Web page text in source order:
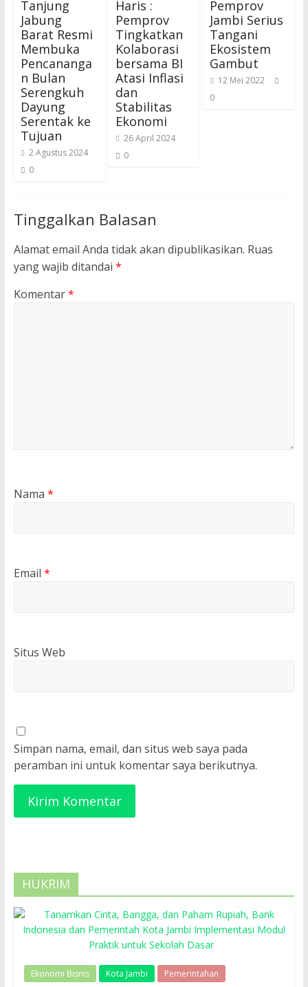
Tanjung
Jabung
Barat Resmi
Membuka
Pencananga
n Bulan
Serengkuh
Dayung
Serentak ke
Tujuan
2 Agustus 2024
0
Haris :
Pemprov
Tingkatkan
Kolaborasi
bersama BI
Atasi Inflasi
dan
Stabilitas
Ekonomi
26 April 2024
0
Pemprov
Jambi Serius
Tangani
Ekosistem
Gambut
12 Mei 2022
0
Tinggalkan Balasan
Alamat email Anda tidak akan dipublikasikan. Ruas
yang wajib ditandai *
Komentar*
Nama *
Email *
Situs Web
Simpan nama, email, dan situs web saya pada
peramban ini untuk komentar saya berikutnya.
HUKRIM
Ekonomi Bisnis Kota Jambi Pemerintahan